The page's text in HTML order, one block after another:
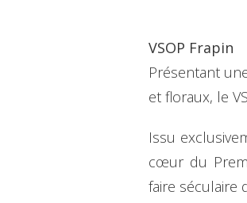
VSOP Frapin
Présentant
et floraux, le
Issu
cœur du
faire séculaire